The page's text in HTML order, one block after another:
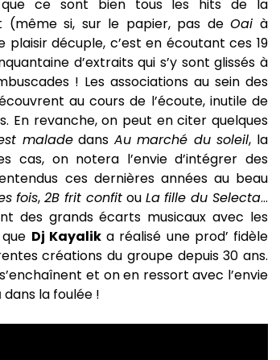
ce sont bien tous les hits de la
(même si, sur le papier, pas deOai à
plaisir décuple, c’est en écoutant ces 19
d’extraits qui s’y sont glissés à
! Les associations au sein des
au cours de l’écoute, inutile de
En revanche, on peut en citer quelques
maladedans Au marché du soleil, la
cas, on notera l’envie d’intégrer des
ces dernières années au beau
fois,2B frit confitou La fille du Selecta…
des grands écarts musicaux avec les
Dj Kayalika réalisé une prod’ fidèle
créations du groupe depuis 30 ans.
et on en ressort avec l’envie
dans la foulée !